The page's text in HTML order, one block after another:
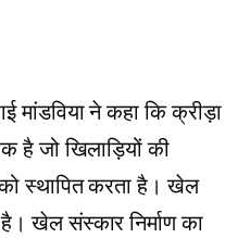
ने कहा कि क्रीड़ा
है जो खिलाड़ियों की
स्थापित करता है। खेल
खेल संस्कार निर्माण का